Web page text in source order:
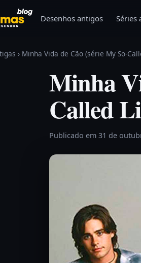
Desenhos antigos Séries
› Minha Vida de Cão (série My So-
Minha
Called
Publicado em 31 de